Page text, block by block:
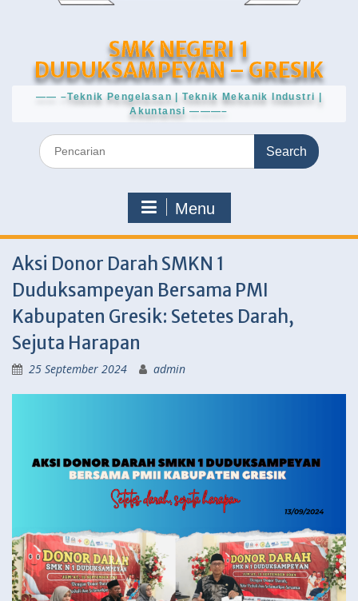
SMK NEGERI 1
DUDUKSAMPEYAN – GRESIK
—— –Teknik Pengelasan | Teknik Mekanik Industri |
Akuntansi ———–
Search
for:
Menu
Aksi Donor Darah SMKN 1
Duduksampeyan Bersama PMI
Kabupaten Gresik: Setetes Darah,
Sejuta Harapan
25 September 2024 admin